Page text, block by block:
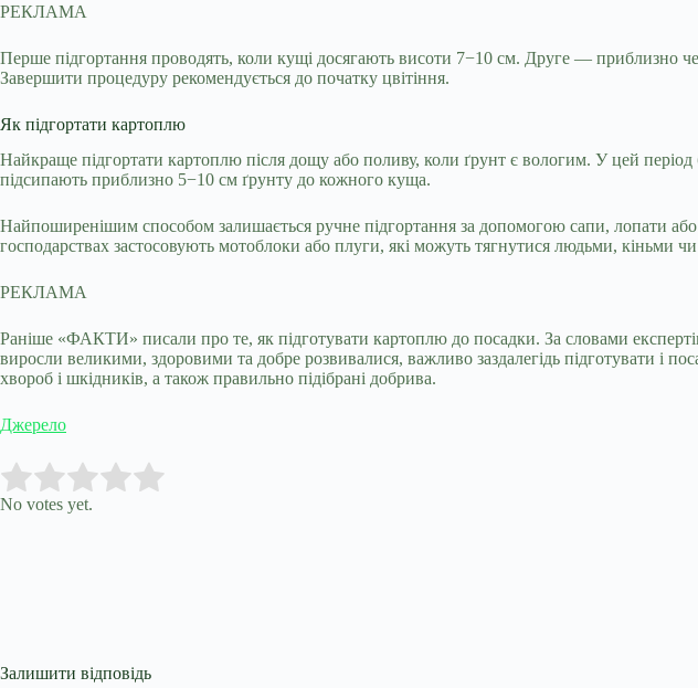
РЕКЛАМА
Перше підгортання проводять, коли кущі досягають висоти 7−10 см. Друге — приблизно
Завершити процедуру рекомендується до початку цвітіння.
Як підгортати картоплю
Найкраще підгортати картоплю після дощу або поливу, коли ґрунт є вологим. У цей
підсипають приблизно 5−10 см ґрунту до кожного куща.
Найпоширенішим способом залишається ручне підгортання за допомогою сапи, лопати
господарствах застосовують мотоблоки або плуги, які можуть тягнутися людьми, кіньми
РЕКЛАМА
Раніше «ФАКТИ» писали про те, як підготувати картоплю до посадки. За словами
виросли великими, здоровими та добре розвивалися, важливо заздалегідь підготувати і
хвороб і шкідників, а також правильно підібрані добрива.
Джерело
Rate this item:
No votes yet.
Залишити відповідь